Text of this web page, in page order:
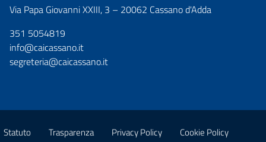
Via Papa Giovanni XXIII, 3 – 20062 Cassano d'Adda
351 5054819
info@caicassano.it
segreteria@caicassano.it
Statuto Trasparenza Privacy Policy Cookie Policy